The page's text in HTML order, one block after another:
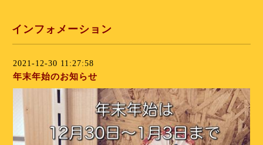
インフォメーション
2021-12-30 11:27:58
年末年始のお知らせ